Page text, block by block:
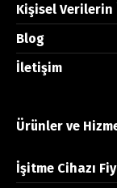
Kişisel Verilerin
Blog
İletişim
Ürünler ve
İşitme Cihazı